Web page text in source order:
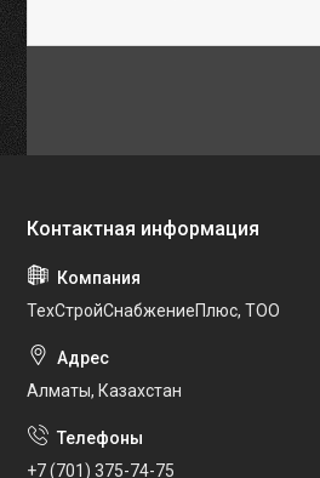
ТехСтройСнабжениеПлюс, ТОО
Алматы, Казахстан
+7 (701) 375-74-75